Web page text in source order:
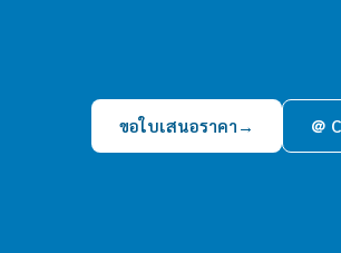
ขอใบเสนอราคา → ＠